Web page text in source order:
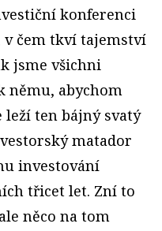
konferenci
v čem tkví tajemství
jsme všichni
němu, abychom
leží ten bájný svatý
matador
investování
třicet let. Zní to
něco na tom